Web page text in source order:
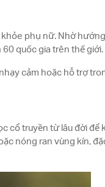
phụ nữ. Nhờ
quốc gia trên thế giới.
cảm hoặc hỗ trợ
cổ truyền từ lâu đời để
nóng ran vùng kín,